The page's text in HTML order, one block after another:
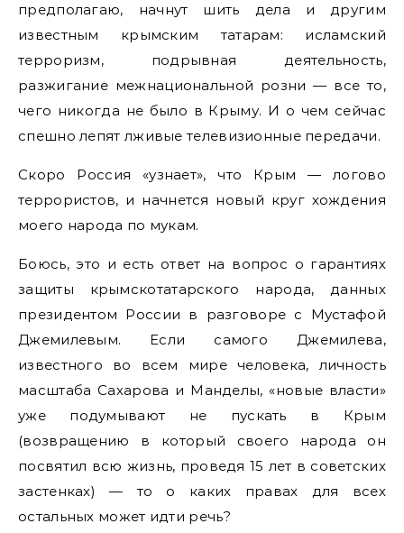
предполагаю, начнут шить дела и другим
известным крымским татарам: исламский
терроризм, подрывная деятельность,
разжигание межнациональной розни — все то,
чего никогда не было в Крыму. И о чем сейчас
спешно лепят лживые телевизионные передачи.
Скоро Россия «узнает», что Крым — логово
террористов, и начнется новый круг хождения
моего народа по мукам.
Боюсь, это и есть ответ на вопрос о гарантиях
защиты крымскотатарского народа, данных
президентом России в разговоре с Мустафой
Джемилевым. Если самого Джемилева,
известного во всем мире человека, личность
масштаба Сахарова и Манделы, «новые власти»
уже подумывают не пускать в Крым
(возвращению в который своего народа он
посвятил всю жизнь, проведя 15 лет в советских
застенках) — то о каких правах для всех
остальных может идти речь?